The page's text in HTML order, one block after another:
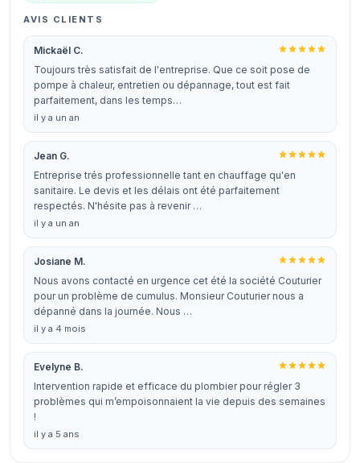
AVIS CLIENTS
Mickaël C.
Toujours très satisfait de l'entreprise. Que ce soit pose de
pompe à chaleur, entretien ou dépannage, tout est fait
parfaitement, dans les temps…
il y a un an
Jean G.
Entreprise trés professionnelle tant en chauffage qu'en
sanitaire. Le devis et les délais ont été parfaitement
respectés. N'hésite pas à revenir …
il y a un an
Josiane M.
Nous avons contacté en urgence cet été la société Couturier
pour un problème de cumulus. Monsieur Couturier nous a
dépanné dans la journée. Nous …
il y a 4 mois
Evelyne B.
Intervention rapide et efficace du plombier pour régler 3
problèmes qui m’empoisonnaient la vie depuis des semaines
!
il y a 5 ans